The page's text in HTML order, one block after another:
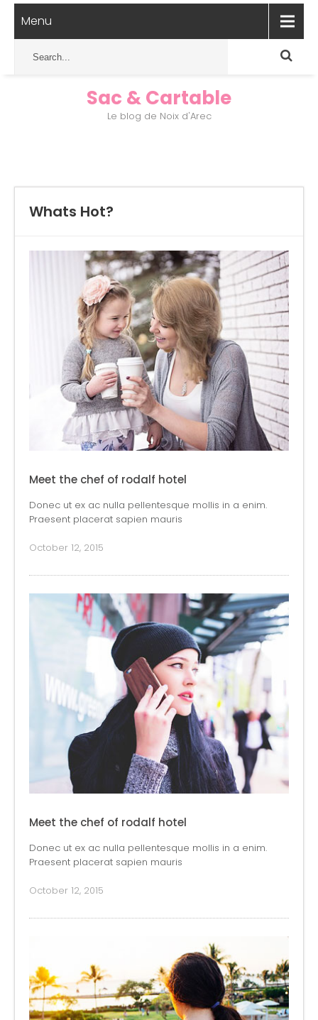
Menu
Sac & Cartable
Le blog de Noix d'Arec
Whats Hot?
Meet the chef of rodalf hotel
Donec ut ex ac nulla pellentesque mollis in a enim.
Praesent placerat sapien mauris
October 12, 2015
Meet the chef of rodalf hotel
Donec ut ex ac nulla pellentesque mollis in a enim.
Praesent placerat sapien mauris
October 12, 2015